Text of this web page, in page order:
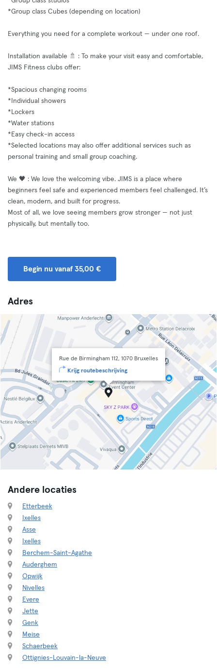
*Group class Cubes (depending on location)
Everything you need for a complete workout — under one roof.
Installation available 🚿 : To make your visit easy and comfortable,
JIMS Fitness clubs offer:
*Spacious changing rooms
*Individual showers
*Lockers
*Water stations
*Easy check-in access
*Selected locations may also offer additional services such as
personal training and small group coaching.
We 🖤 : We love the welcoming vibe. JIMS is a place where
beginners feel safe and experienced members feel challenged. It’s
clean, modern, and built for progress.
Most of all, we love seeing members grow stronger — not just
physically, but mentally too.
Begin nu vanaf 35,00 €
Adres
Rue de Birmingham 112, 1070 Bruxelles
Krijg routebeschrijving
Andere locaties
Etterbeek
Ixelles
Asse
Ixelles
Berchem-Saint-Agathe
Auderghem
Opwijk
Nivelles
Evere
Jette
Genk
Meise
Schaerbeek
Ottignies-Louvain-la-Neuve